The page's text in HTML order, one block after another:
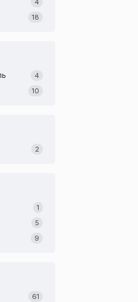
4
18
4
10
2
1
5
9
61